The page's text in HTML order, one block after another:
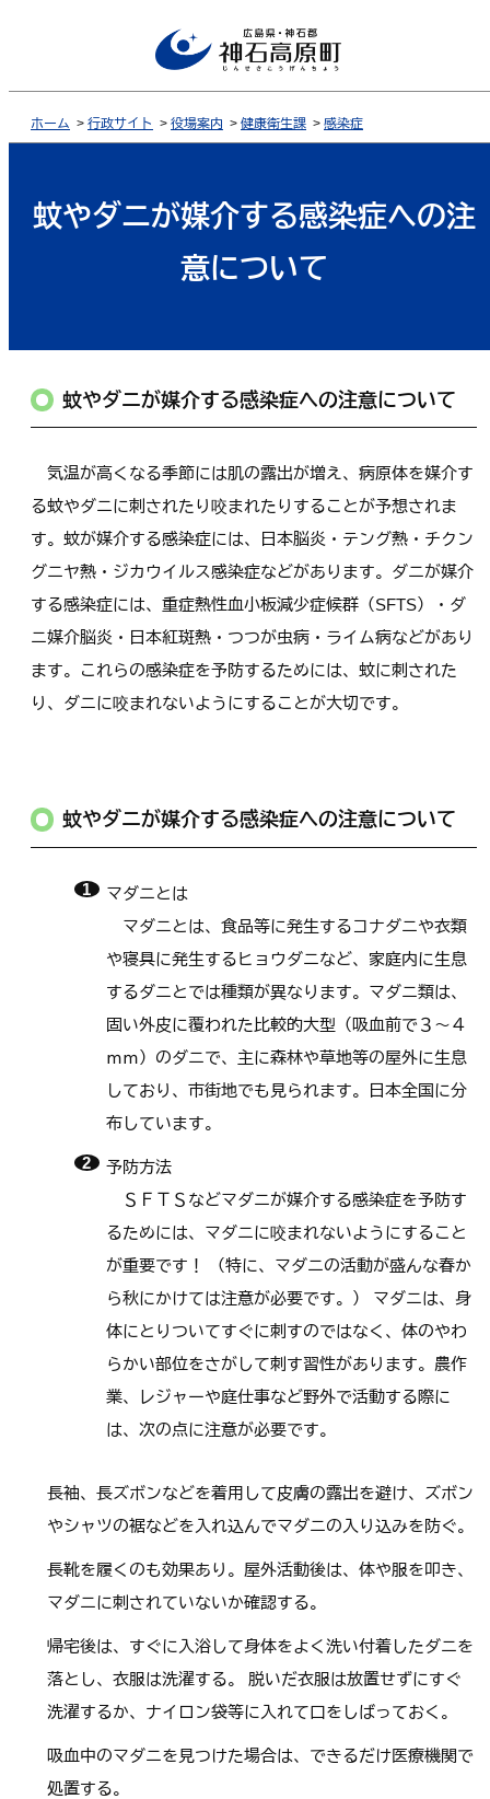
ホーム > 行政サイト > 役場案内 > 健康衛生課 > 感染症
蚊やダニが媒介する感染症への注
意について
蚊やダニが媒介する感染症への注意について
気温が高くなる季節には肌の露出が増え、病原体を媒介す
る蚊やダニに刺されたり咬まれたりすることが予想されま
す。蚊が媒介する感染症には、日本脳炎・テング熱・チクン
グニヤ熱・ジカウイルス感染症などがあります。ダニが媒介
する感染症には、重症熱性血小板減少症候群（SFTS）・ダ
ニ媒介脳炎・日本紅斑熱・つつが虫病・ライム病などがあり
ます。これらの感染症を予防するためには、蚊に刺された
り、ダニに咬まれないようにすることが大切です。
蚊やダニが媒介する感染症への注意について
マダニとは
マダニとは、食品等に発生するコナダニや衣類
や寝具に発生するヒョウダニなど、家庭内に生息
するダニとでは種類が異なります。マダニ類は、
固い外皮に覆われた比較的大型（吸血前で３～４
ｍｍ）のダニで、主に森林や草地等の屋外に生息
しており、市街地でも見られます。日本全国に分
布しています。
予防方法
ＳＦＴＳなどマダニが媒介する感染症を予防す
るためには、マダニに咬まれないようにすること
が重要です！ （特に、マダニの活動が盛んな春か
ら秋にかけては注意が必要です。） マダニは、身
体にとりついてすぐに刺すのではなく、体のやわ
らかい部位をさがして刺す習性があります。農作
業、レジャーや庭仕事など野外で活動する際に
は、次の点に注意が必要です。
長袖、長ズボンなどを着用して皮膚の露出を避け、ズボン
やシャツの裾などを入れ込んでマダニの入り込みを防ぐ。
長靴を履くのも効果あり。屋外活動後は、体や服を叩き、
マダニに刺されていないか確認する。
帰宅後は、すぐに入浴して身体をよく洗い付着したダニを
落とし、衣服は洗濯する。 脱いだ衣服は放置せずにすぐ
洗濯するか、ナイロン袋等に入れて口をしばっておく。
吸血中のマダニを見つけた場合は、できるだけ医療機関で
処置する。